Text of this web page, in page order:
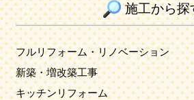
施工から探
フルリフォーム・リノベーション
新築・増改築工事
キッチンリフォーム